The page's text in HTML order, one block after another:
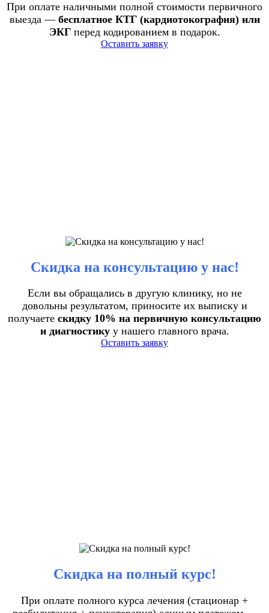
При оплате наличными полной стоимости первичного
выезда — бесплатное КТГ (кардиотокография) или
ЭКГперед кодированием в подарок.
Оставить заявку
Скидка на консультацию у нас!
Если вы обращались в другую клинику, но не
довольны результатом, приносите их выписку и
получаете скидку 10% на первичную консультацию
и диагностикуу нашего главного врача.
Оставить заявку
Скидка на полный курс!
При оплате полного курса лечения (стационар +